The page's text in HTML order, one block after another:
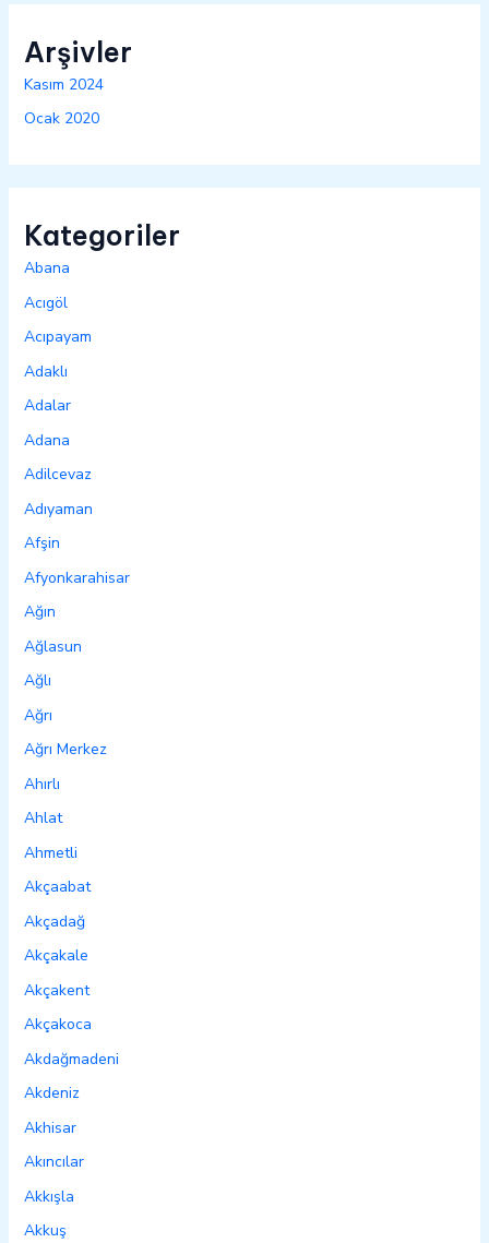
Arşivler
Kasım 2024
Ocak 2020
Kategoriler
Abana
Acıgöl
Acıpayam
Adaklı
Adalar
Adana
Adilcevaz
Adıyaman
Afşin
Afyonkarahisar
Ağın
Ağlasun
Ağlı
Ağrı
Ağrı Merkez
Ahırlı
Ahlat
Ahmetli
Akçaabat
Akçadağ
Akçakale
Akçakent
Akçakoca
Akdağmadeni
Akdeniz
Akhisar
Akıncılar
Akkışla
Akkuş